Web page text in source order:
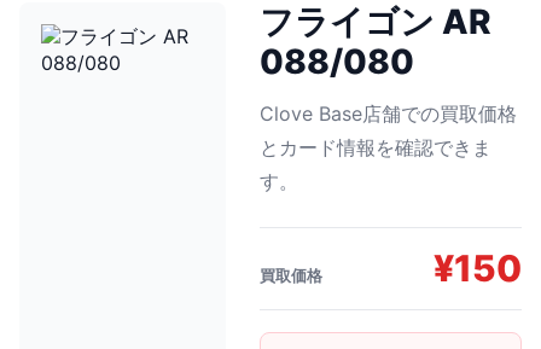
フライゴン AR
088/080
Clove Base店舗での買取価格
とカード情報を確認できま
す。
買取価格 ¥150